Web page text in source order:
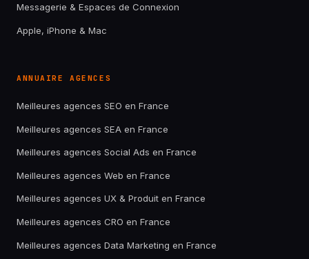
Messagerie & Espaces de Connexion
Apple, iPhone & Mac
ANNUAIRE AGENCES
Meilleures agences SEO en France
Meilleures agences SEA en France
Meilleures agences Social Ads en France
Meilleures agences Web en France
Meilleures agences UX & Produit en France
Meilleures agences CRO en France
Meilleures agences Data Marketing en France